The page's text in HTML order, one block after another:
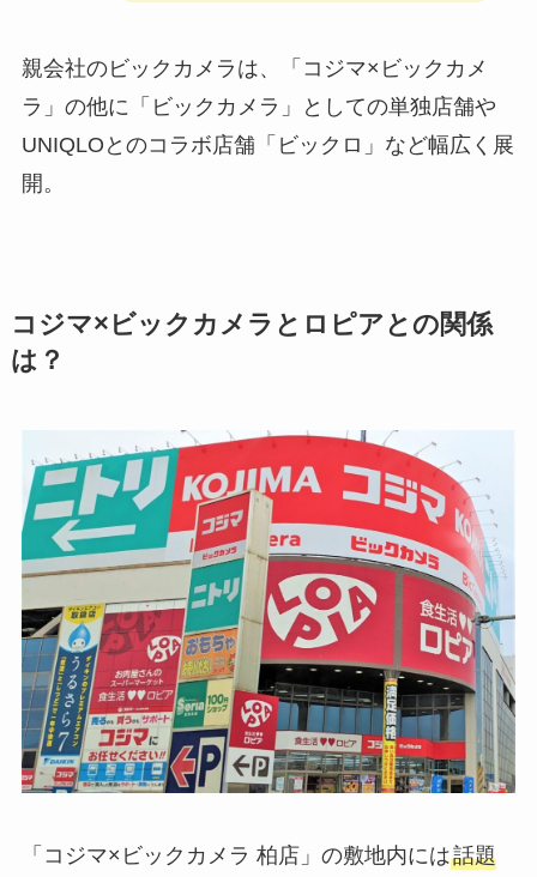
親会社のビックカメラは、「コジマ×ビックカメ
ラ」の他に「ビックカメラ」としての単独店舗や
UNIQLOとのコラボ店舗「ビックロ」など幅広く展
開。
コジマ×ビックカメラとロピアとの関係
は？
「コジマ×ビックカメラ 柏店」の敷地内には話題